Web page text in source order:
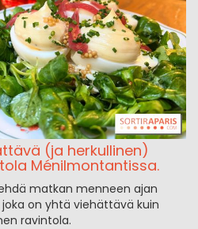
(ja herkullinen)
Ménilmontantissa.
matkan menneen ajan
joka on yhtä viehättävä kuin
ravintola.